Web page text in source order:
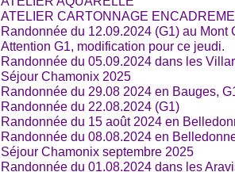
ATELIER CARTONNAGE
Randonnée du 12.09.2024 (G1) au Mont
Attention G1, modification pour ce jeudi.
Randonnée du 05.09.2024 dans les
Séjour Chamonix 2025
Randonnée du 29.08 2024 en Bauges,
Randonnée du 22.08.2024 (G1)
Randonnée du 15 août 2024 en
Randonnée du 08.08.2024 en
Séjour Chamonix septembre 2025
Randonnée du 01.08.2024 dans les